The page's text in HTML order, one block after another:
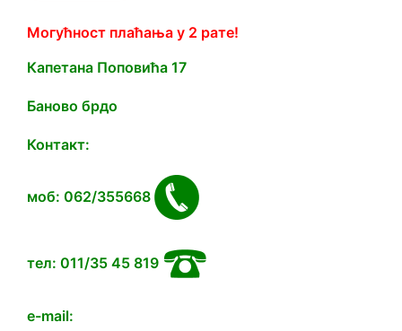
Могућност плаћања у 2 рате!
Капетана Попoвића 17
Баново брдо
Контакт:
моб: 062/355668
тел: 011/35 45 819
e-mail: